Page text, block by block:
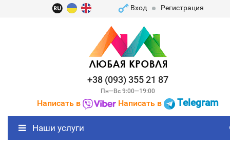
Вход Регистрация
+38 (093) 355 21 87
Пн—Вс 9:00—19:00
Написать в Написать в Telegram
Наши услуги